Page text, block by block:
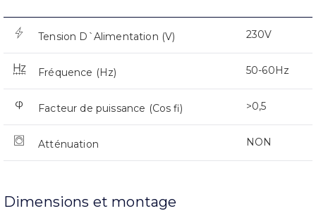
Tension D`Alimentation (V) 230V
Fréquence (Hz) 50-60Hz
Facteur de puissance (Cos fi) >0,5
Atténuation NON
Dimensions et montage